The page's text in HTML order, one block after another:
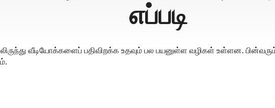
எப்படி
வீடியோக்களைப் பதிவிறக்க உதவும் பல பயனுள்ள வழிகள் உள்ளன.